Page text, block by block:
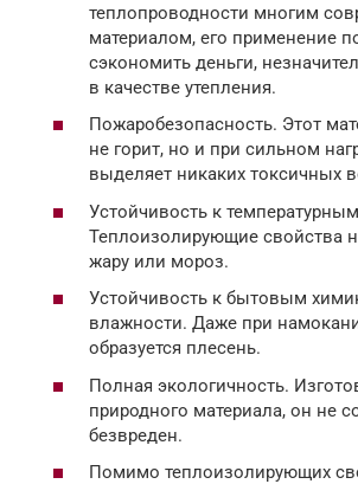
теплопроводности многим
материалом, его применение
сэкономить деньги,
в качестве утепления.
Пожаробезопасность. Этот
не горит, но и при сильном
выделяет никаких токсичных
Устойчивость к
Теплоизолирующие свойства
жару или мороз.
Устойчивость к бытовым
влажности. Даже при
образуется плесень.
Полная экологичность.
природного материала, он не
безвреден.
Помимо теплоизолирующих